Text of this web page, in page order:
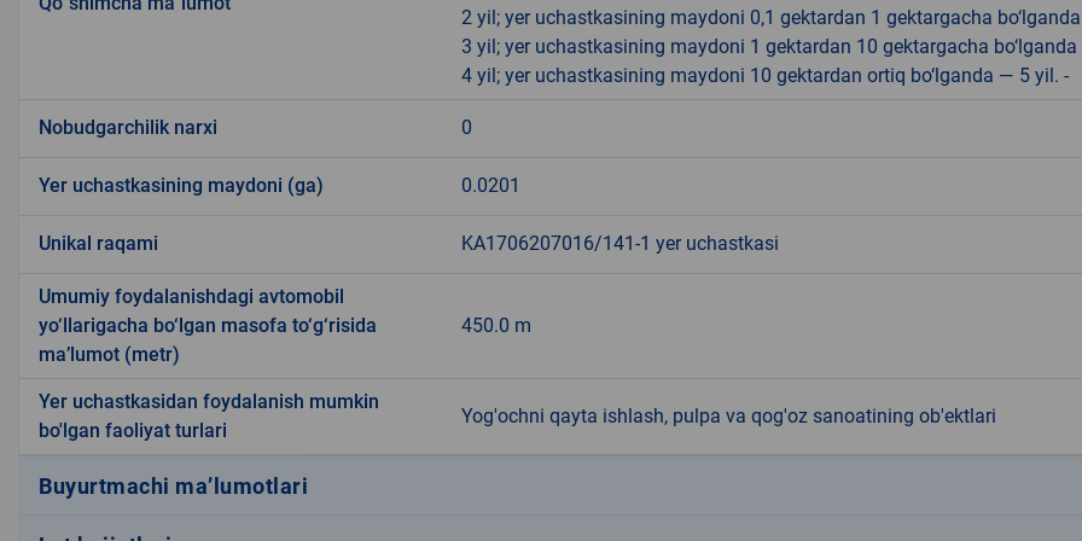
2 yil; yer uchastkasining maydoni 0,1 gektardan 1 gektargacha
3 yil; yer uchastkasining maydoni 1 gektardan 10 gektargacha
4 yil; yer uchastkasining maydoni 10 gektardan ortiq bo‘lganda — 5 yil. -
Nobudgarchilik narxi 0
Yer uchastkasining maydoni (ga) 0.0201
Unikal raqami KA1706207016/141-1 yer uchastkasi
Umumiy foydalanishdagi avtomobil
yo‘llarigacha bo‘lgan masofa to‘g‘risida
ma’lumot (metr)
450.0 m
Yer uchastkasidan foydalanish mumkin
bo'lgan faoliyat turlari
Yog'ochni qayta ishlash, pulpa va qog'oz sanoatining ob'ektlari
Buyurtmachi ma’lumotlari